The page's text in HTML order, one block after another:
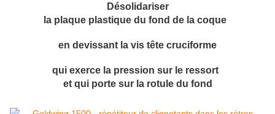
Désolidariser
la plaque plastique du fond de la coque
en devissant la vis tête cruciforme
qui exerce la pression sur le ressort
et qui porte sur la rotule du fond